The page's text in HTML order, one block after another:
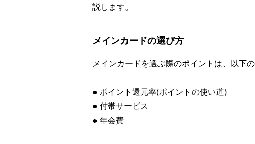
説します。
メインカードの選び方
メインカードを選ぶ際のポイントは、以下の
● ポイント還元率(ポイントの使い道)
● 付帯サービス
● 年会費